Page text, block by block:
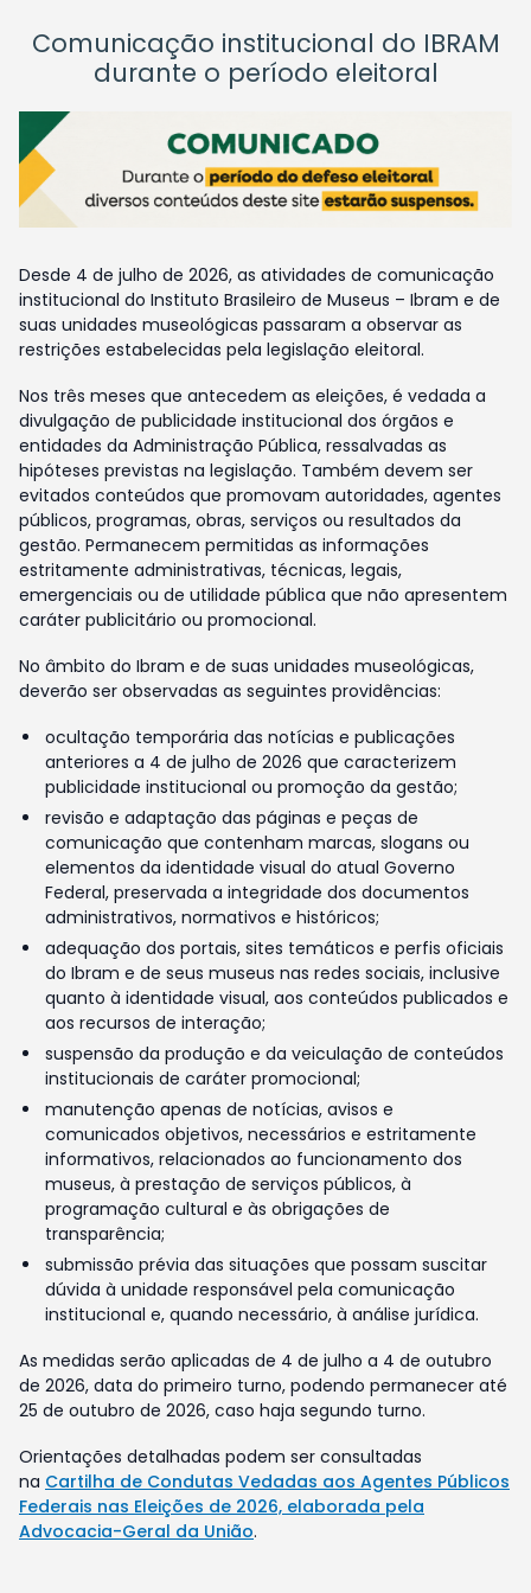
Comunicação institucional do IBRAM
durante o período eleitoral
Desde 4 de julho de 2026, as atividades de comunicação
institucional do Instituto Brasileiro de Museus – Ibram e de
suas unidades museológicas passaram a observar as
restrições estabelecidas pela legislação eleitoral.
Nos três meses que antecedem as eleições, é vedada a
divulgação de publicidade institucional dos órgãos e
entidades da Administração Pública, ressalvadas as
hipóteses previstas na legislação. Também devem ser
evitados conteúdos que promovam autoridades, agentes
públicos, programas, obras, serviços ou resultados da
gestão. Permanecem permitidas as informações
estritamente administrativas, técnicas, legais,
emergenciais ou de utilidade pública que não apresentem
caráter publicitário ou promocional.
No âmbito do Ibram e de suas unidades museológicas,
deverão ser observadas as seguintes providências:
ocultação temporária das notícias e publicações
anteriores a 4 de julho de 2026 que caracterizem
publicidade institucional ou promoção da gestão;
revisão e adaptação das páginas e peças de
comunicação que contenham marcas, slogans ou
elementos da identidade visual do atual Governo
Federal, preservada a integridade dos documentos
administrativos, normativos e históricos;
adequação dos portais, sites temáticos e perfis oficiais
do Ibram e de seus museus nas redes sociais, inclusive
quanto à identidade visual, aos conteúdos publicados e
aos recursos de interação;
suspensão da produção e da veiculação de conteúdos
institucionais de caráter promocional;
manutenção apenas de notícias, avisos e
comunicados objetivos, necessários e estritamente
informativos, relacionados ao funcionamento dos
museus, à prestação de serviços públicos, à
programação cultural e às obrigações de
transparência;
submissão prévia das situações que possam suscitar
dúvida à unidade responsável pela comunicação
institucional e, quando necessário, à análise jurídica.
As medidas serão aplicadas de 4 de julho a 4 de outubro
de 2026, data do primeiro turno, podendo permanecer até
25 de outubro de 2026, caso haja segundo turno.
Orientações detalhadas podem ser consultadas
na Cartilha de Condutas Vedadas aos Agentes Públicos
Federais nas Eleições de 2026, elaborada pela
Advocacia-Geral da União.